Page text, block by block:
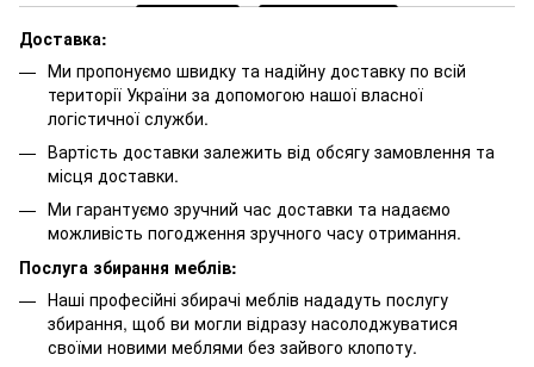
Доставка:
Ми пропонуємо швидку та надійну доставку по всій
території України за допомогою нашої власної
логістичної служби.
Вартість доставки залежить від обсягу замовлення та
місця доставки.
Ми гарантуємо зручний час доставки та надаємо
можливість погодження зручного часу отримання.
Послуга збирання меблів:
Наші професійні збирачі меблів нададуть послугу
збирання, щоб ви могли відразу насолоджуватися
своїми новими меблями без зайвого клопоту.